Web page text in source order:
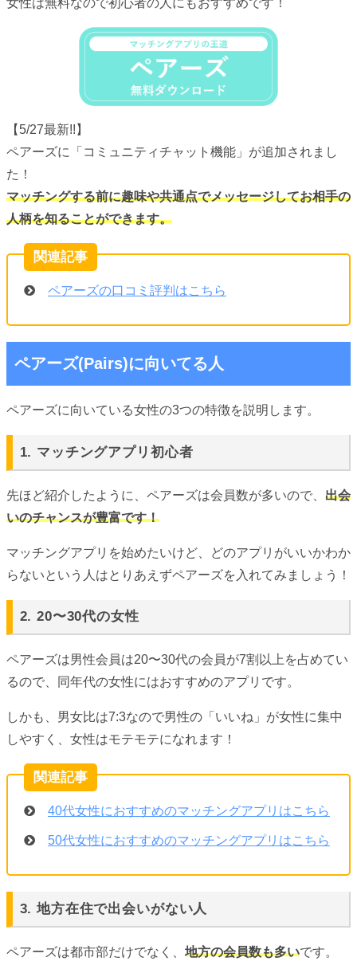
女性は無料なので初心者の人にもおすすめです！
【5/27最新!!】
ペアーズに「コミュニティチャット機能」が追加されまし
た！
マッチングする前に趣味や共通点でメッセージしてお相手の
人柄を知ることができます。
ペアーズの口コミ評判はこちら
ペアーズ(Pairs)に向いてる人
ペアーズに向いている女性の3つの特徴を説明します。
1. マッチングアプリ初心者
先ほど紹介したように、ペアーズは会員数が多いので、 出会
いのチャンスが豊富です！
マッチングアプリを始めたいけど、どのアプリがいいかわか
らないという人はとりあえずペアーズを入れてみましょう！
2. 20〜30代の女性
ペアーズは男性会員は20〜30代の会員が7割以上を占めてい
るので、同年代の女性にはおすすめのアプリです。
しかも、男女比は7:3なので男性の「いいね」が女性に集中
しやすく、女性はモテモテになれます！
40代女性におすすめのマッチングアプリはこちら
50代女性におすすめのマッチングアプリはこちら
3. 地方在住で出会いがない人
ペアーズは都市部だけでなく、 地方の会員数も多いです。